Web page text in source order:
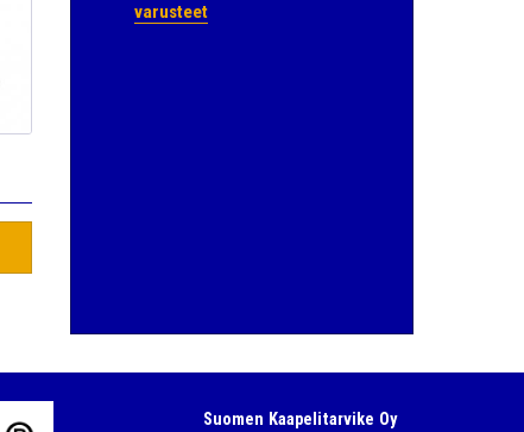
varusteet
Suomen Kaapelitarvike Oy